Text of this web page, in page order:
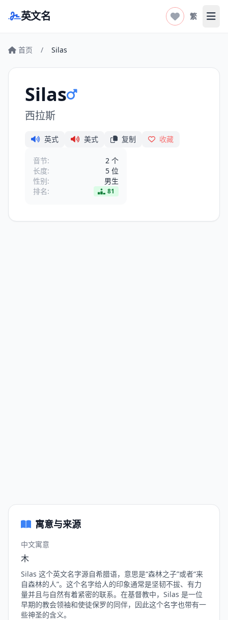
英文名 繁 打
首页 / Silas
Silas
西拉斯
英式 美式 复制 收藏
音节:
2 个
长度:
5 位
性别:
男生
排名:
81
寓意与来源
中文寓意
木
Silas 这个英文名字源自希腊语，意思是“森林之子”或者“来
自森林的人”。这个名字给人的印象通常是坚韧不拔、有力
量并且与自然有着紧密的联系。在基督教中，Silas 是一位
早期的教会领袖和使徒保罗的同伴，因此这个名字也带有一
些神圣的含义。